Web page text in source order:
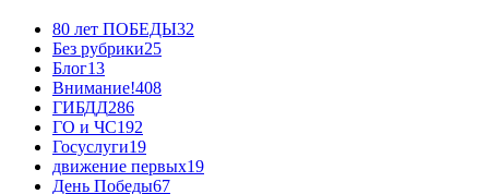
80 лет ПОБЕДЫ32
Без рубрики25
Блог13
Внимание!408
ГИБДД286
ГО и ЧС192
Госуслуги19
движение первых19
День Победы67